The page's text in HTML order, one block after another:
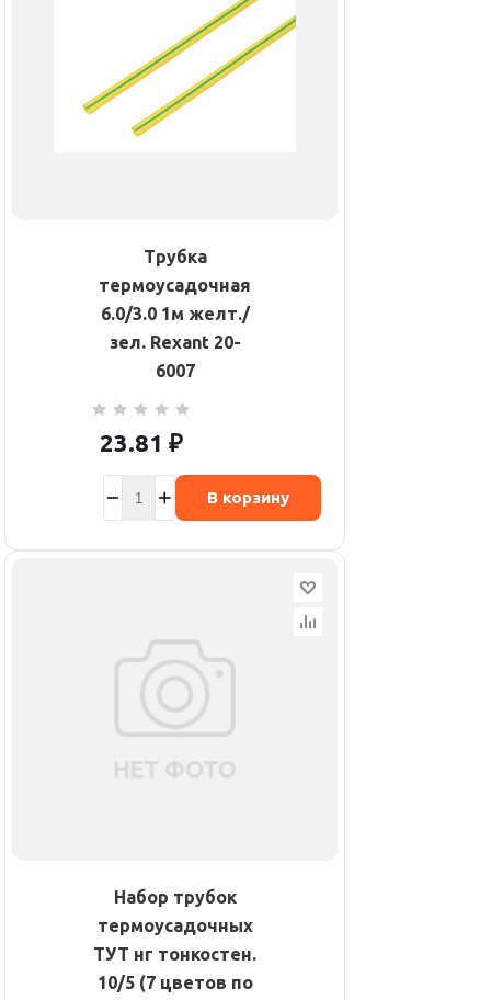
Трубка
термоусадочная
6.0/3.0 1м желт./
зел. Rexant 20-
6007
23.81 ₽
В корзину
Набор трубок
термоусадочных
ТУТ нг тонкостен.
10/5 (7 цветов по